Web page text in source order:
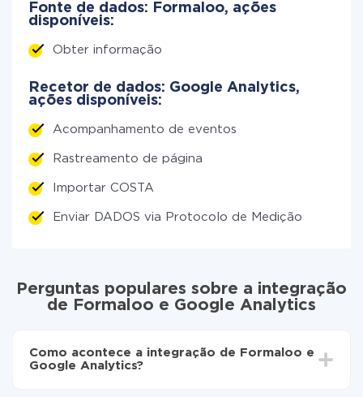
Fonte de dados: Formaloo, ações
disponíveis:
Obter informação
Recetor de dados: Google Analytics,
ações disponíveis:
Acompanhamento de eventos
Rastreamento de página
Importar COSTA
Enviar DADOS via Protocolo de Medição
Perguntas populares sobre a integração
de Formaloo e Google Analytics
Como acontece a integração de Formaloo e
Google Analytics?